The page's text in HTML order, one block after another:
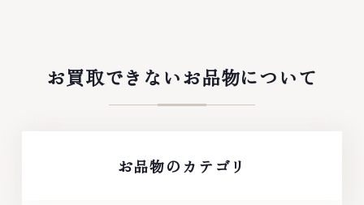
お買取できないお品物について
お品物のカテゴリ